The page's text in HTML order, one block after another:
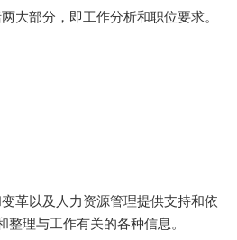
大部分，即工作分析和职位要求。
革以及人力资源管理提供支持和依
理与工作有关的各种信息。